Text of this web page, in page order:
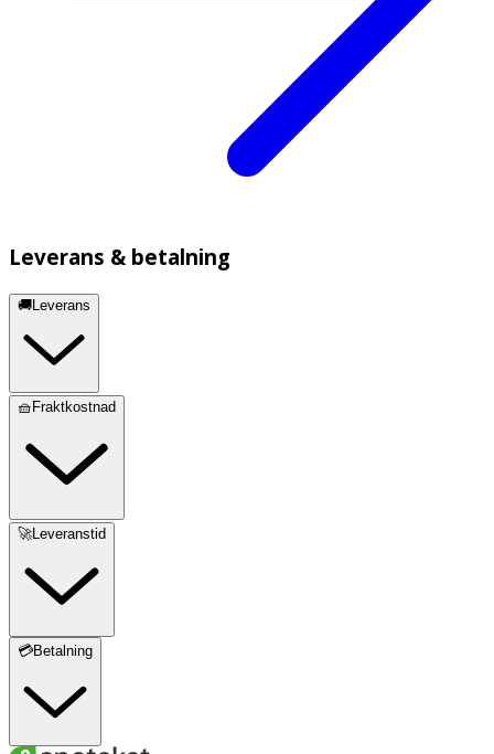
Leverans & betalning
🚚Leverans
🧺Fraktkostnad
🚀Leveranstid
💳Betalning